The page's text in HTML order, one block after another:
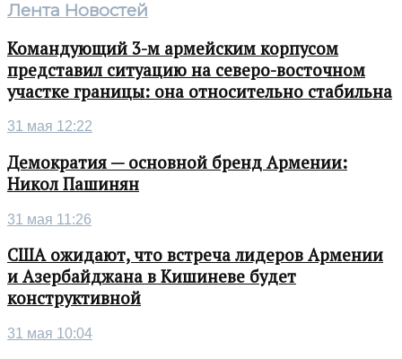
Лента Новостей
Командующий 3-м армейским корпусом
представил ситуацию на северо-восточном
участке границы: она относительно стабильна
31 мая 12:22
Демократия — основной бренд Армении:
Никол Пашинян
31 мая 11:26
США ожидают, что встреча лидеров Армении
и Азербайджана в Кишиневе будет
конструктивной
31 мая 10:04